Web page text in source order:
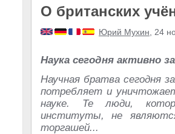
О британских
Юрий Мухин , 24
Наука сегодня активно
Научная братва сегодня
потребляет и
науке. Те люди,
институты, не
торгашей...